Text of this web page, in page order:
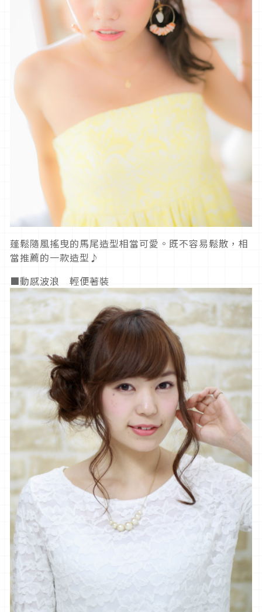
蓬鬆隨風搖曳的馬尾造型相當可愛。既不容易鬆散，相
當推薦的一款造型♪
■動感波浪 輕便著裝